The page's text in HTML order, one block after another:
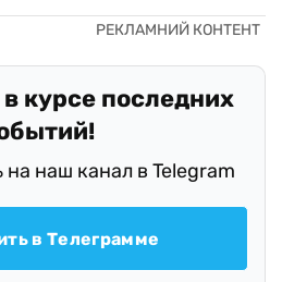
курсе последних
наш канал в Telegram
в Телеграмме